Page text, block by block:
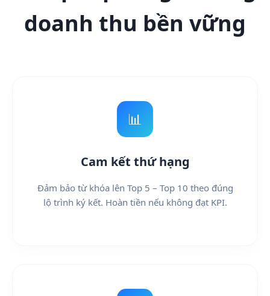
doanh thu bền vững
📊
Cam kết thứ hạng
Đảm bảo từ khóa lên Top 5 – Top 10 theo đúng
lộ trình ký kết. Hoàn tiền nếu không đạt KPI.